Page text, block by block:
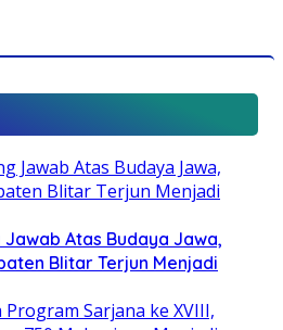
Atas Budaya Jawa,
Blitar Terjun Menjadi